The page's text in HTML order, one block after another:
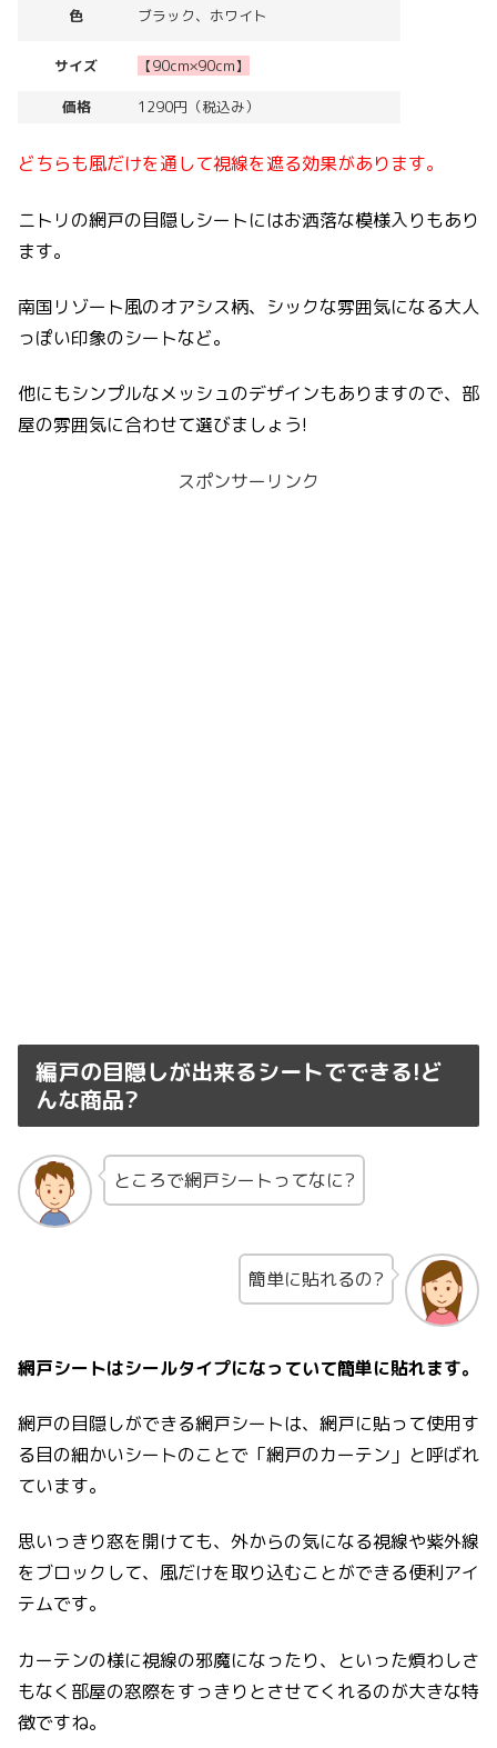
色 ブラック、ホワイト
サイズ 【90cm×90cm】
価格 1290円（税込み）
どちらも風だけを通して視線を遮る効果があります。
ニトリの網戸の目隠しシートにはお洒落な模様入りもあり
ます。
南国リゾート風のオアシス柄、シックな雰囲気になる大人
っぽい印象のシートなど。
他にもシンプルなメッシュのデザインもありますので、部
屋の雰囲気に合わせて選びましょう!
スポンサーリンク
編戸の目隠しが出来るシートでできる!ど
んな商品?
ところで網戸シートってなに?
簡単に貼れるの?
網戸シートはシールタイプになっていて簡単に貼れます。
網戸の目隠しができる網戸シートは、網戸に貼って使用す
る目の細かいシートのことで「網戸のカーテン」と呼ばれ
ています。
思いっきり窓を開けても、外からの気になる視線や紫外線
をブロックして、風だけを取り込むことができる便利アイ
テムです。
カーテンの様に視線の邪魔になったり、といった煩わしさ
もなく部屋の窓際をすっきりとさせてくれるのが大きな特
徴ですね。